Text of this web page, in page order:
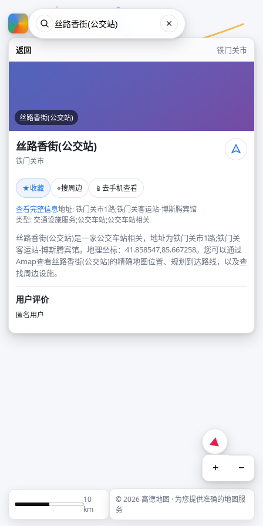
返回 铁门关市
丝路香街(公交站)
丝路香街(公交站)
铁门关市
★收藏 ⌖搜周边 📱 去手机查看
查看完整信息地址: 铁门关市1路;铁门关客运站-博斯腾宾馆
类型: 交通设施服务;公交车站;公交车站相关
丝路香街(公交站)是一家公交车站相关，地址为铁门关市1路;铁门关
客运站-博斯腾宾馆。地理坐标：41.858547,85.667258。您可以通过
Amap查看丝路香街(公交站)的精确地图位置、规划到达路线，以及查
找周边设施。
用户评价
匿名用户
+ −
10
km
© 2026 高德地图 · 为您提供准确的地图服
务